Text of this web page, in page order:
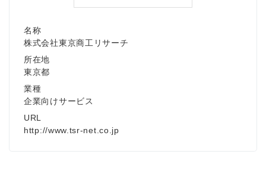
名称
株式会社東京商工リサーチ
所在地
東京都
業種
企業向けサービス
URL
http://www.tsr-net.co.jp